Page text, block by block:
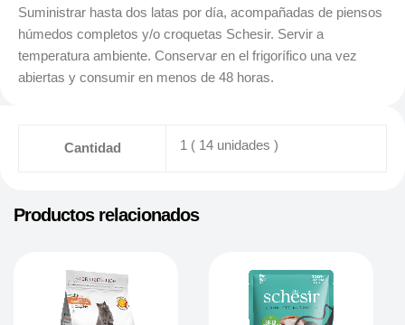
Suministrar hasta dos latas por día, acompañadas de piensos
húmedos completos y/o croquetas Schesir. Servir a
temperatura ambiente. Conservar en el frigorífico una vez
abiertas y consumir en menos de 48 horas.
Cantidad 1 ( 14 unidades )
Productos relacionados